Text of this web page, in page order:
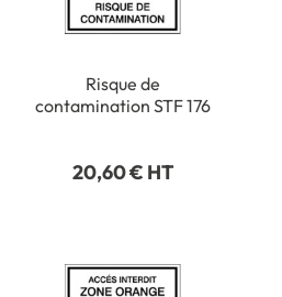
Risque de
contamination STF 176
20,60 € HT